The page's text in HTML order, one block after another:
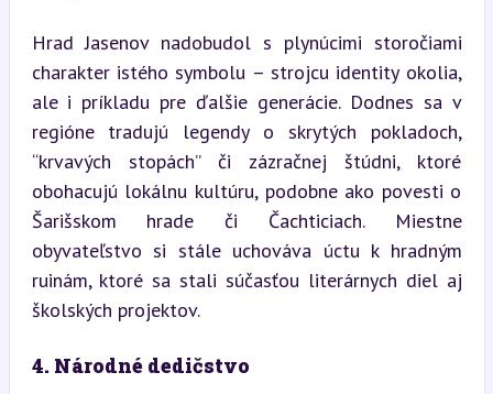
Hrad Jasenov nadobudol s plynúcimi storočiami
charakter istého symbolu – strojcu identity okolia,
ale i príkladu pre ďalšie generácie. Dodnes sa v
regióne tradujú legendy o skrytých pokladoch,
“krvavých stopách” či zázračnej štúdni, ktoré
obohacujú lokálnu kultúru, podobne ako povesti o
Šarišskom hrade či Čachticiach. Miestne
obyvateľstvo si stále uchováva úctu k hradným
ruinám, ktoré sa stali súčasťou literárnych diel aj
školských projektov.
4. Národné dedičstvo